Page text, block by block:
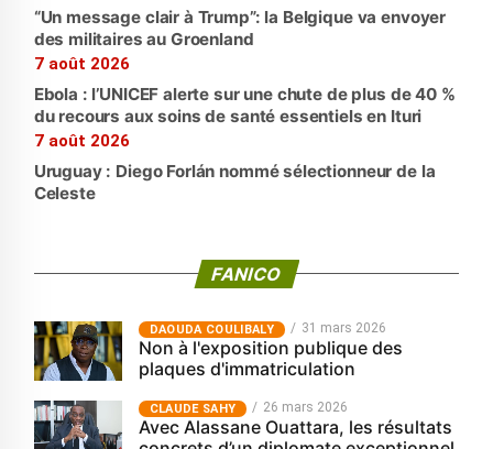
“Un message clair à Trump”: la Belgique va envoyer
des militaires au Groenland
7 août 2026
Ebola : l’UNICEF alerte sur une chute de plus de 40 %
du recours aux soins de santé essentiels en Ituri
7 août 2026
Uruguay : Diego Forlán nommé sélectionneur de la
Celeste
FANICO
‎DAOUDA COULIBALY 31 mars 2026
Non à l'exposition publique des
plaques d'immatriculation
CLAUDE SAHY 26 mars 2026
Avec Alassane Ouattara, les résultats